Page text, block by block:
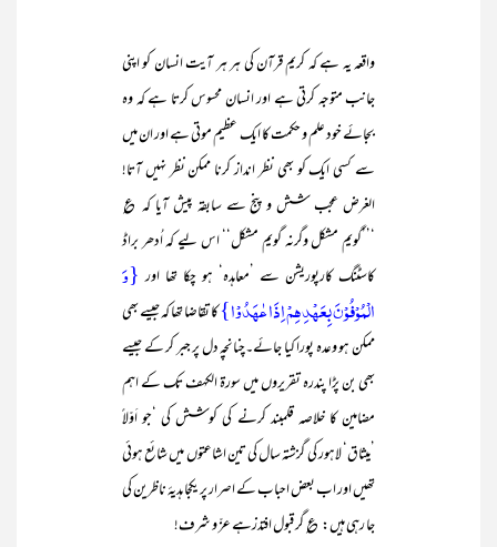
واقعہ یہ ہے کہ کریم قرآن کی ہر ہر آیت انسان کو اپنی
جانب متوجہ کرتی ہے اور انسان محسوس کرتا ہے کہ وہ
بجائے خود علم و حکمت کا ایک عظیم موتی ہے اور ان میں
سے کسی ایک کو بھی نظر انداز کرنا ممکن نظر نہیں آتا!
الغرض عجب شش و پنج سے سابقہ پیش آیا کہ ؏
‘’’گویم مشکل وگرنہ گویم مشکل‘‘ اس لیے کہ اُدھر براڈ
کاسٹنگ کارپوریشن سے ’معاہدہ‘ ہو چکا تھا اور {وَ
الۡمُوۡفُوۡنَ بِعَہۡدِہِمۡ اِذَا عٰہَدُوۡا}کا تقاضا تھا کہ جیسے بھی
ممکن ہو وعدہ پورا کیا جائے۔چنانچہ دل پر جبر کر کے جیسے
بھی بن پڑا پندرہ تقریروں میں سورۃ الکہف تک کے اہم
مضامین کا خلاصہ قلمبند کرنے کی کوشش کی ‘جو اَوّلاً
’میثاق‘ لاہور کی گزشتہ سال کی تین اشاعتوں میں شائع ہوئی
تھیں اور اب بعض احباب کے اصرار پر یکجا ہدیۂ ناظرین کی
جا رہی ہیں: ؏ گر قبول افتدزہے عزّ و شرف!